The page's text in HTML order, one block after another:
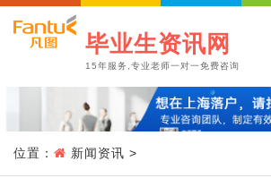
毕业生资讯网
15年服务,专业老师一对一免费咨询
位置： 新闻资讯 >